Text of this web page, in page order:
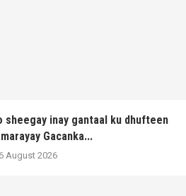
sheegay inay gantaal ku dhufteen
Gacanka...
6 August 2026